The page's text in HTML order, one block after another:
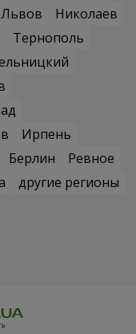
Львов
Николаев
Тернополь
Ирпень
Берлин
Ревное
другие регионы